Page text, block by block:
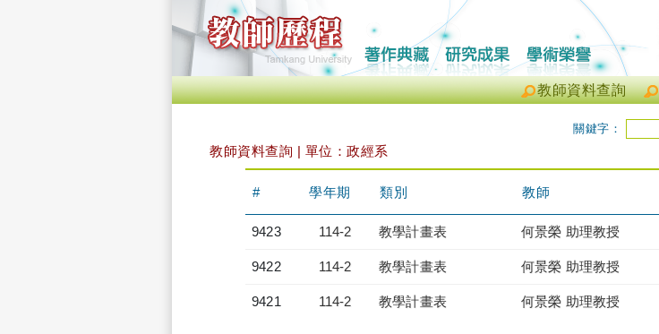
教師資料查詢
關鍵字：
教師資料查詢 | 單位：政經系
# 學年期 類別 教師
9423 114-2 教學計畫表 何景榮 助理教授
9422 114-2 教學計畫表 何景榮 助理教授
9421 114-2 教學計畫表 何景榮 助理教授